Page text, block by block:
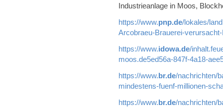
Industrieanlage in Moos,
https://www.pnp.de/lokales/
Arcobraeu-Brauerei-
https://www.idowa.de/
moos.de5ed56a-847f-4a18-
https://www.br.de/nachrichten/
mindestens-fuenf-millionen-
https://www.br.de/nachrichten/